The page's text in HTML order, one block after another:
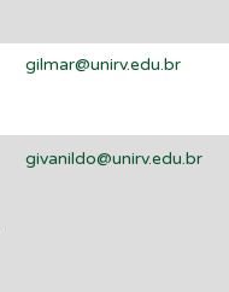
gilmar@unirv.edu.br
givanildo@unirv.edu.br